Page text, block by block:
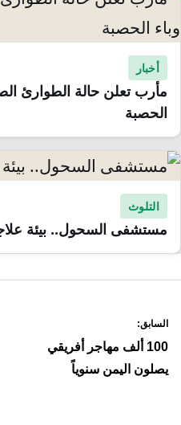
أخبار
مأرب تعلن حالة الطوارئ
الحصبة
التلوث
مستشفى السحول.. بيئة
المقالات
السابق:
100 ألف مهاجر أفريقي
يصلون اليمن سنوياً